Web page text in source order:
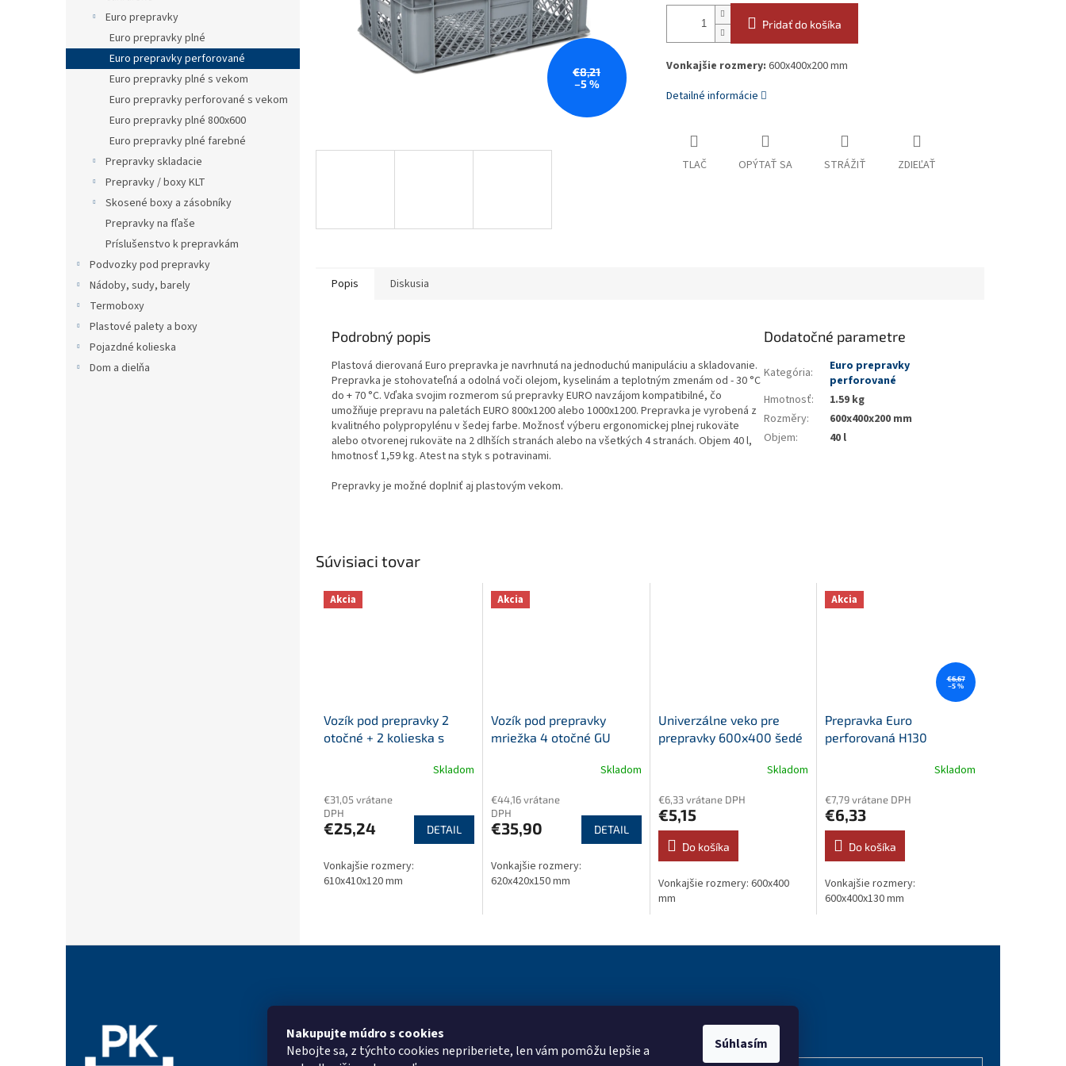
Nakupujte múdro s cookies
Nebojte sa, z týchto cookies nepriberiete, len vám pomôžu lepšie a
Súhlasím
Euro prepravky
Euro prepravky plné
Euro prepravky perforované
Euro prepravky plné s vekom
Euro prepravky perforované s vekom
Euro prepravky plné 800x600
Euro prepravky plné farebné
Prepravky skladacie
Prepravky / boxy KLT
Skosené boxy a zásobníky
Prepravky na fľaše
Príslušenstvo k prepravkám
Podvozky pod prepravky
Nádoby, sudy, barely
Termoboxy
Plastové palety a boxy
Pojazdné kolieska
Dom a dielňa
€8,21
–5 %
Pridať do košíka
Vonkajšie rozmery: 600x400x200 mm
Detailné informácie
TLAČ OPÝTAŤ SA STRÁŽIŤ ZDIEĽAŤ
Súvisiaci tovar
Akcia
Vozík pod prepravky 2
otočné + 2 kolieska s
Skladom
€31,05 vrátane
DPH
€25,24 DETAIL
Vonkajšie rozmery:
610x410x120 mm
Akcia
Vozík pod prepravky
mriežka 4 otočné GU
Skladom
€44,16 vrátane
DPH
€35,90 DETAIL
Vonkajšie rozmery:
620x420x150 mm
Univerzálne veko pre
prepravky 600x400 šedé
Skladom
€6,33 vrátane DPH
€5,15
Do košíka
Vonkajšie rozmery: 600x400
mm
Akcia
€6,67
–5 %
Prepravka Euro
perforovaná H130
Skladom
€7,79 vrátane DPH
€6,33
Do košíka
Vonkajšie rozmery:
600x400x130 mm
Popis Diskusia
Podrobný popis
Plastová dierovaná Euro prepravka je navrhnutá na jednoduchú manipuláciu a skladovanie.
Prepravka je stohovateľná a odolná voči olejom, kyselinám a teplotným zmenám od - 30 °C
do + 70 °C. Vďaka svojim rozmerom sú prepravky EURO navzájom kompatibilné, čo
umožňuje prepravu na paletách EURO 800x1200 alebo 1000x1200. Prepravka je vyrobená z
kvalitného polypropylénu v šedej farbe. Možnosť výberu ergonomickej plnej rukoväte
alebo otvorenej rukoväte na 2 dlhších stranách alebo na všetkých 4 stranách. Objem 40 l,
hmotnosť 1,59 kg. Atest na styk s potravinami.
Prepravky je možné doplniť aj plastovým vekom.
Dodatočné parametre
Kategória:
Euro prepravky
perforované
Hmotnosť:
1.59 kg
Rozměry:
600x400x200 mm
Objem: 40 l
Informácie pre vás Vyhľadávanie